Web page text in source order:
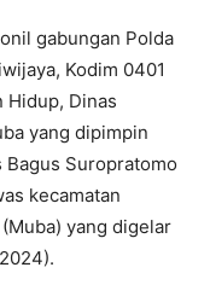
gabungan Polda
Kodim 0401
Hidup, Dinas
yang dipimpin
Suropratomo
kecamatan
yang digelar